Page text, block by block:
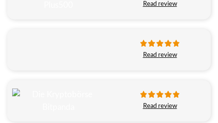
Read review
Read review
Read review